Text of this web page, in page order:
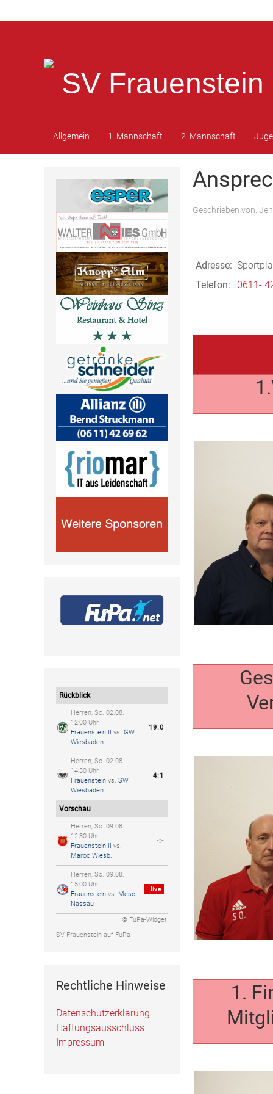
SV Frauenstein
Allgemein 1. Mannschaft 2. Mannschaft
Rückblick
Herren, So. 02.08.
12:00 Uhr
Frauenstein II
vs. GW
Wiesbaden
19:0
Herren, So. 02.08.
14:30 Uhr
Frauenstein vs. SW
Wiesbaden
4:1
Vorschau
Herren, So. 09.08.
12:30 Uhr
Frauenstein II
vs.
Maroc Wiesb.
-:-
Herren, So. 09.08.
15:00 Uhr
Frauenstein vs. Meso-
Nassau
live
© FuPa-Widget
SV Frauenstein auf FuPa
Rechtliche Hinweise
Datenschutzerklärung
Haftungsausschluss
Impressum
Geschrieben von:
Adresse:
Telefon:
0611-
1.